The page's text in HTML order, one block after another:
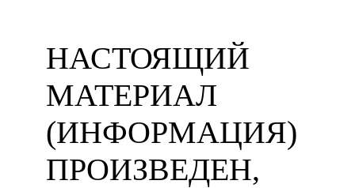
НАСТОЯЩИЙ
МАТЕРИАЛ
(ИНФОРМАЦИЯ)
ПРОИЗВЕДЕН,